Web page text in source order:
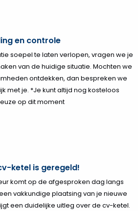
en controle
soepel te laten verlopen, vragen we je
van de huidige situatie. Mochten we
ontdekken, dan bespreken we
met je. *Je kunt altijd nog kosteloos
op dit moment
ketel is geregeld!
komt op de afgesproken dag langs
vakkundige plaatsing van je nieuwe
een duidelijke uitleg over de cv-ketel.